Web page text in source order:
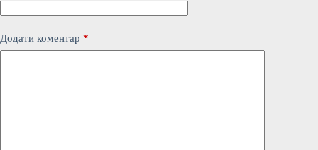
Додати коментар *